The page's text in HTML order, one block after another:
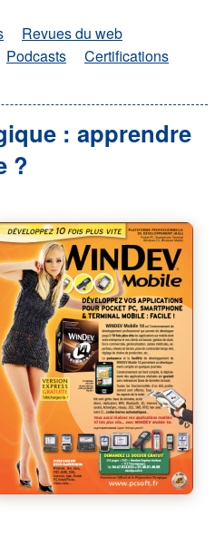
Revues du web
Podcasts
Certifications
: apprendre
?